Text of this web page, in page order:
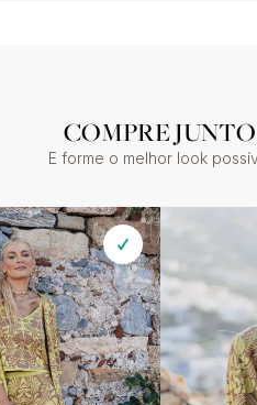
COMPRE JUNTO
E forme o melhor look